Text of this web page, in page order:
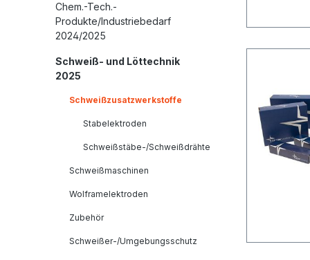
Chem.-Tech.-
Produkte/Industriebedarf
2024/2025
Schweiß- und Löttechnik
2025
Schweißzusatzwerkstoffe
Stabelektroden
Schweißstäbe-/Schweißdrähte
Schweißmaschinen
Wolframelektroden
Zubehör
Schweißer-/Umgebungsschutz